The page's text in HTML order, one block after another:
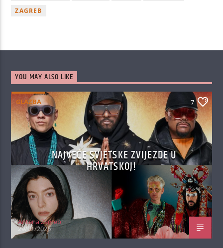
ZAGREB
YOU MAY ALSO LIKE
GLAZBA 7
NAJVEĆE SVJETSKE ZVIJEZDE U
HRVATSKOJ!
Antena Zagreb
29/01/2026